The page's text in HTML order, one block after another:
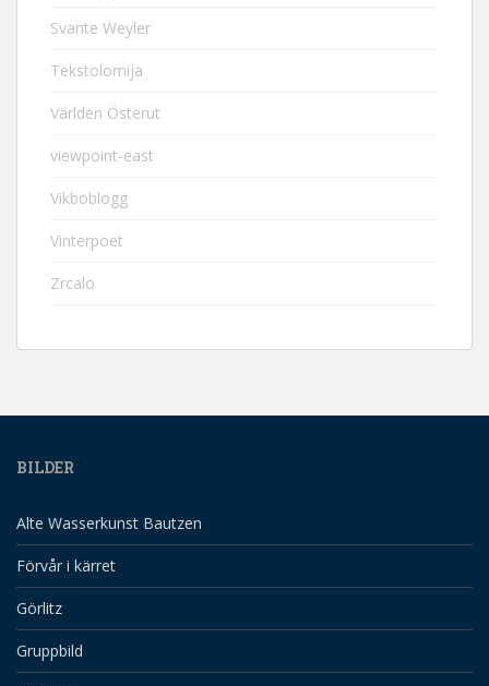
Svante Weyler
Tekstolomija
Världen Österut
viewpoint-east
Vikboblogg
Vinterpoet
Zrcalo
BILDER
Alte Wasserkunst Bautzen
Förvår i kärret
Görlitz
Gruppbild